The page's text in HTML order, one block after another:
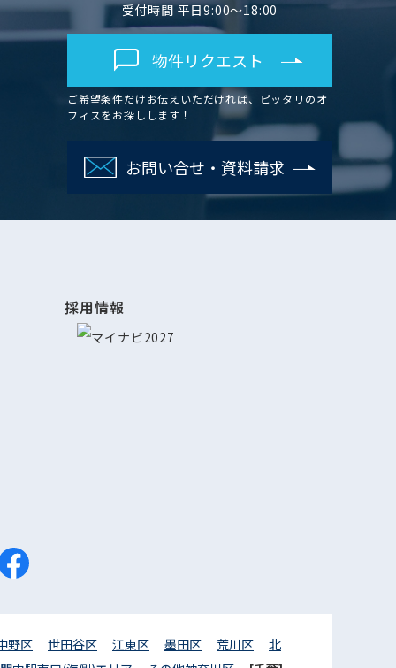
受付時間 平日9:00～18:00
物件リクエスト
ご希望条件だけお伝えいただければ、ピッタリのオ
フィスをお探しします！
お問い合せ・資料請求
採用情報
野区 世田谷区 江東区 墨田区 荒川区
北